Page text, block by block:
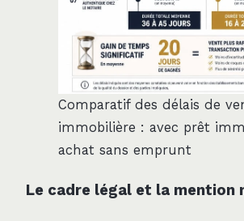
Comparatif des délais de
immobilière : avec prêt
achat sans emprunt
Le cadre légal et la mention